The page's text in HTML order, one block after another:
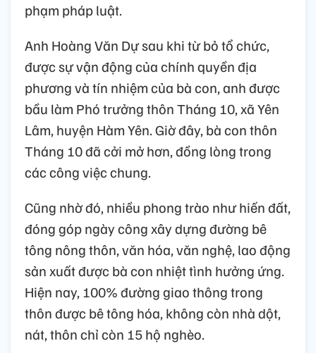
phạm pháp luật.
Anh Hoàng Văn Dự sau khi từ bỏ tổ chức,
được sự vận động của chính quyền địa
phương và tín nhiệm của bà con, anh được
bầu làm Phó trưởng thôn Tháng 10, xã Yên
Lâm, huyện Hàm Yên. Giờ đây, bà con thôn
Tháng 10 đã cởi mở hơn, đồng lòng trong
các công việc chung.
Cũng nhờ đó, nhiều phong trào như hiến đất,
đóng góp ngày công xây dựng đường bê
tông nông thôn, văn hóa, văn nghệ, lao động
sản xuất được bà con nhiệt tình hưởng ứng.
Hiện nay, 100% đường giao thông trong
thôn được bê tông hóa, không còn nhà dột,
nát, thôn chỉ còn 15 hộ nghèo.